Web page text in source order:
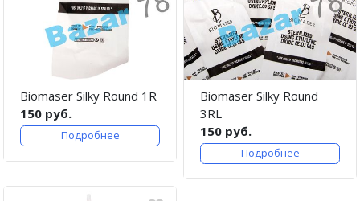
Biomaser Silky Round 1R
150 руб.
Подробнее
Biomaser Silky Round
3RL
150 руб.
Подробнее